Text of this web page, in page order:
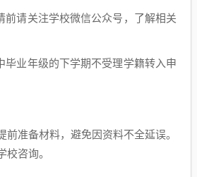
请关注学校微信公众号，了解相关
业年级的下学期不受理学籍转入申
准备材料，避免因资料不全延误。
校咨询。